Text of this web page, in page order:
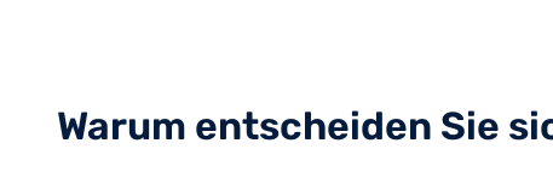
Warum entscheiden Sie